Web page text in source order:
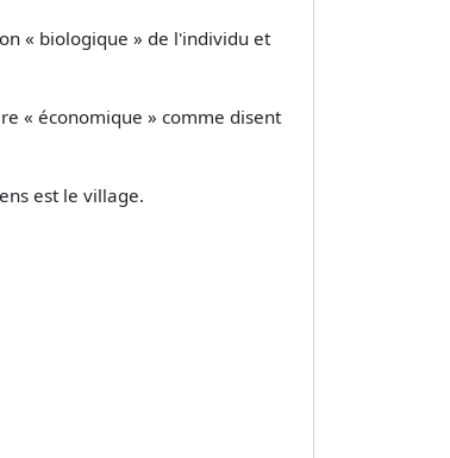
« biologique » de l'individu et
« économique » comme disent
est le village.